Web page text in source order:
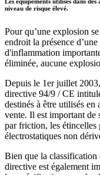
niveau de risque élevé.
Pour qu’une explosion
endroit la présence
d'inflammation
éliminée, aucune
Depuis le 1er juillet
directive 94/9 / CE
destinés à être utilisés en
vente. Il est important de
par friction, les étincelles
électrostatiques non
Bien que la classification
directive est également